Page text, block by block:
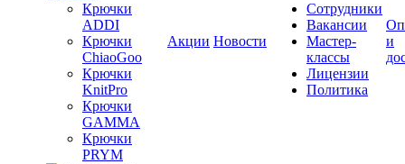
Крючки
ADDI
Крючки
ChiaoGoo
Крючки
KnitPro
Крючки
GAMMA
Крючки
PRYM
Акции Новости
Сотрудники
Вакансии
Мастер-
классы
Лицензии
Политика
и